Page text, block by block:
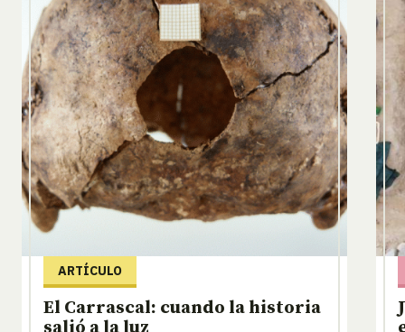
ARTÍCULO
El Carrascal: cuando la historia